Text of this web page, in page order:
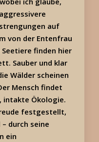
auf
von der Entenfrau
finden hier
Sauber und klar
Wälder scheinen
Mensch findet
intakte Ökologie.
festgestellt,
– durch seine
ein